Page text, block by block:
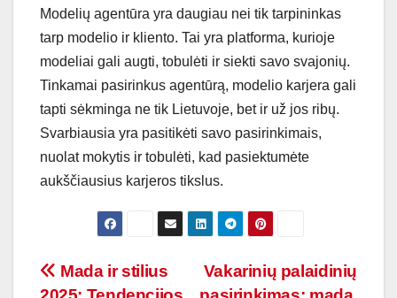
Modelių agentūra yra daugiau nei tik tarpininkas
tarp modelio ir kliento. Tai yra platforma, kurioje
modeliai gali augti, tobulėti ir siekti savo svajonių.
Tinkamai pasirinkus agentūrą, modelio karjera gali
tapti sėkminga ne tik Lietuvoje, bet ir už jos ribų.
Svarbiausia yra pasitikėti savo pasirinkimais,
nuolat mokytis ir tobulėti, kad pasiektumėte
aukščiausius karjeros tikslus.
Navigacija
Vakarinių palaidinių
Mada ir stilius